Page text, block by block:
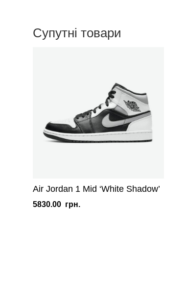
Супутні товари
Air Jordan 1 Mid ‘White Shadow’
5830.00 грн.